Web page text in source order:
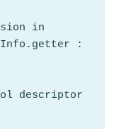
in
:
descriptor